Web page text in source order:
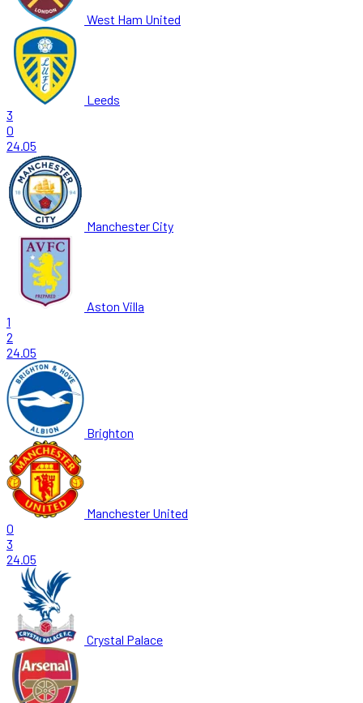
West Ham United
Leeds
3
0
24.05
Manchester City
Aston Villa
1
2
24.05
Brighton
Manchester United
0
3
24.05
Crystal Palace